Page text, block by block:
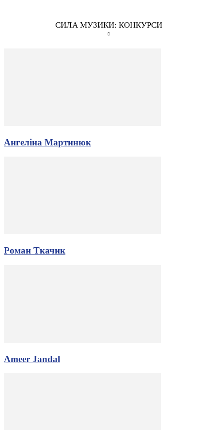
СИЛА МУЗИКИ: КОНКУРСИ
Ангеліна Мартинюк
Роман Ткачик
Ameer Jandal